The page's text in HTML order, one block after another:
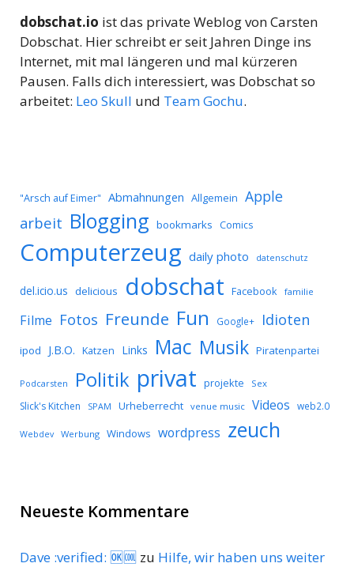
dobschat.io ist das private Weblog von Carsten
Dobschat. Hier schreibt er seit Jahren Dinge ins
Internet, mit mal längeren und mal kürzeren
Pausen. Falls dich interessiert, was Dobschat so
arbeitet: Leo Skull und Team Gochu.
"Arsch auf Eimer" Abmahnungen Allgemein Apple
arbeit Blogging bookmarks Comics
Computerzeug daily photo datenschutz
del.icio.us delicious dobschat Facebook familie
Filme Fotos Freunde Fun Google+ Idioten
ipod J.B.O. Katzen Links Mac Musik Piratenpartei
Podcarsten Politik privat projekte Sex
Slick's Kitchen SPAM Urheberrecht venue music Videos web2.0
Webdev Werbung Windows wordpress zeuch
Neueste Kommentare
Dave :verified: 🆗🆒 zu Hilfe, wir haben uns weiter